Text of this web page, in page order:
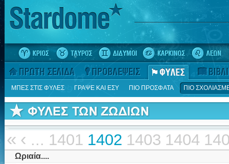
ΜΠΕΣ ΣΤΙΣ ΦΥΛΕΣ ΓΡΑΨΕ ΚΑΙ ΕΣΥ ΠΙΟ ΠΡΟΣΦΑΤΑ ΠΙΟ
« ‹ ... 1401 1402 1403 1404
Ωριαία....